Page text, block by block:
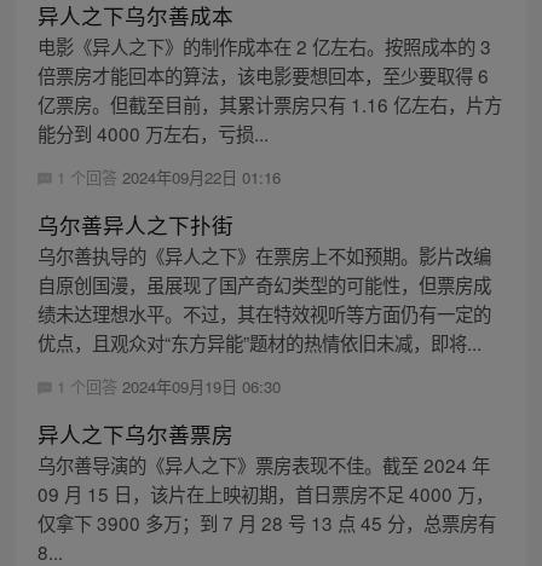
异人之下乌尔善成本
电影《异人之下》的制作成本在 2 亿左右。按照成本的 3
倍票房才能回本的算法，该电影要想回本，至少要取得 6
亿票房。但截至目前，其累计票房只有 1.16 亿左右，片方
能分到 4000 万左右，亏损...
1 个回答 2024年09月22日 01:16
乌尔善异人之下扑街
乌尔善执导的《异人之下》在票房上不如预期。影片改编
自原创国漫，虽展现了国产奇幻类型的可能性，但票房成
绩未达理想水平。不过，其在特效视听等方面仍有一定的
优点，且观众对“东方异能”题材的热情依旧未减，即将...
1 个回答 2024年09月19日 06:30
异人之下乌尔善票房
乌尔善导演的《异人之下》票房表现不佳。截至 2024 年
09 月 15 日，该片在上映初期，首日票房不足 4000 万，
仅拿下 3900 多万；到 7 月 28 号 13 点 45 分，总票房有
8...